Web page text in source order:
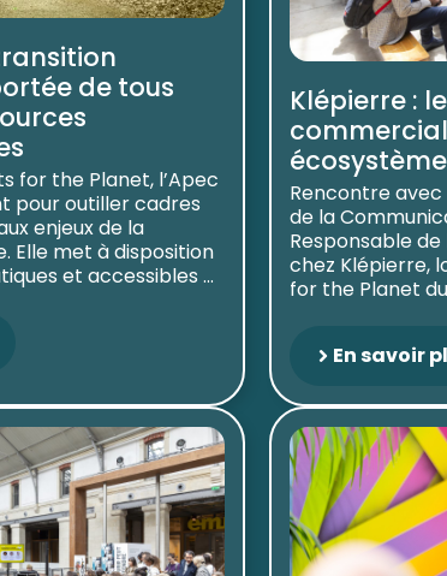
de tous
for the Planet, l’Apec
pour outiller cadres
enjeux de la
Elle met à disposition
et accessibles ...
Klépierre :
Rencontre
de la
Responsable
chez Klépierre,
for the Planet du
En savoir